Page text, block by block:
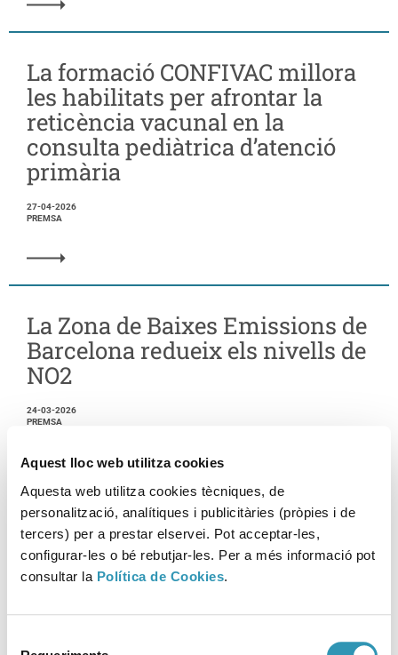
Aquest lloc web utilitza cookies
Aquesta web utilitza cookies tècniques, de
personalització, analítiques i publicitàries (pròpies i de
tercers) per a prestar elservei. Pot acceptar-les,
configurar-les o bé rebutjar-les. Per a més informació pot
consultar la Política de Cookies.
La formació CONFIVAC millora
les habilitats per afrontar la
reticència vacunal en la
consulta pediàtrica d’atenció
primària
27-04-2026
PREMSA
La Zona de Baixes Emissions de
Barcelona redueix els nivells de
NO2
24-03-2026
PREMSA
Augmenta l’alumnat adolescent
de Barcelona amb límit de
temps d’ús de mòbil a casa
27-01-2026